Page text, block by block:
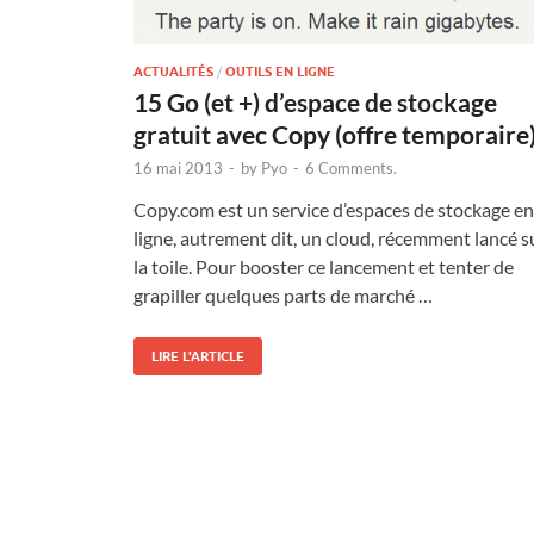
ACTUALITÉS / OUTILS EN LIGNE
15 Go (et +) d’espace de stockage
gratuit avec Copy (offre
16 mai 2013 - by Pyo - 6 Comments.
Copy.com est un service d’espaces de stockage en
ligne, autrement dit, un cloud, récemment lancé
la toile. Pour booster ce lancement et tenter de
grapiller quelques parts de marché …
LIRE L'ARTICLE